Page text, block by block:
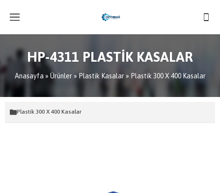
HP-4311 PLASTİK KASALAR
Anasayfa » Ürünler» Plastik Kasalar» Plastik 300 X 400 Kasalar
Plastik 300 X 400 Kasalar